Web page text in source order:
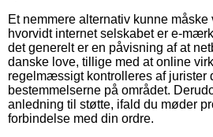
Et nemmere alternativ kunne
hvorvidt internet selskabet er e-
det generelt er en påvisning af at
danske love, tillige med at online
regelmæssigt kontrolleres af jurister
bestemmelserne på området.
anledning til støtte, ifald du møder
forbindelse med din ordre.